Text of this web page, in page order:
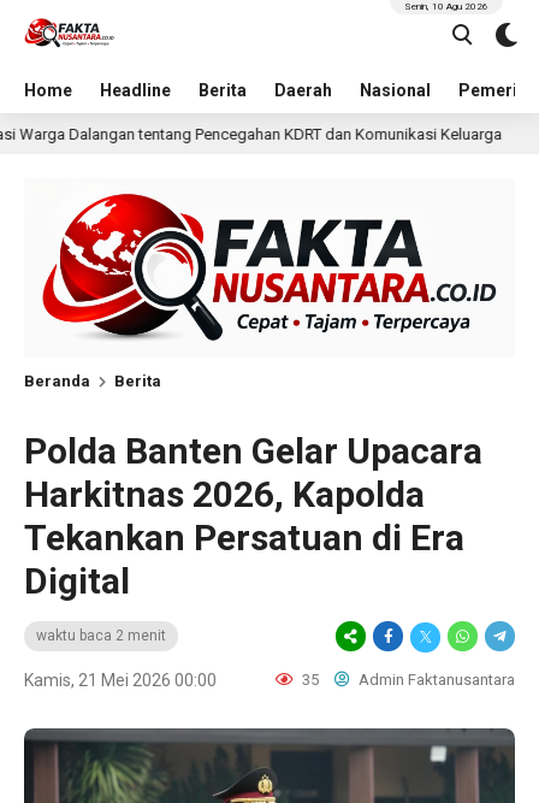
Home Headline Berita Daerah Nasional
Senin, 10 Agu 2026
KDRT dan Komunikasi Keluarga 2 hari lalu KKN Undip Bekali
Beranda Berita
Polda Banten Gelar Upacara
Harkitnas 2026, Kapolda
Tekankan Persatuan di Era
Digital
waktu baca 2 menit
Kamis, 21 Mei 2026 00:00 35 Admin Faktanusantara